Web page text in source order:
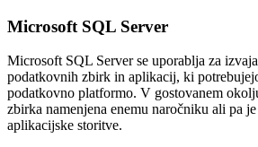
Microsoft SQL Server
Microsoft SQL Server se uporablja za
podatkovnih zbirk in aplikacij, ki
podatkovno platformo. V gostovanem
zbirka namenjena enemu naročniku ali pa
aplikacijske storitve.